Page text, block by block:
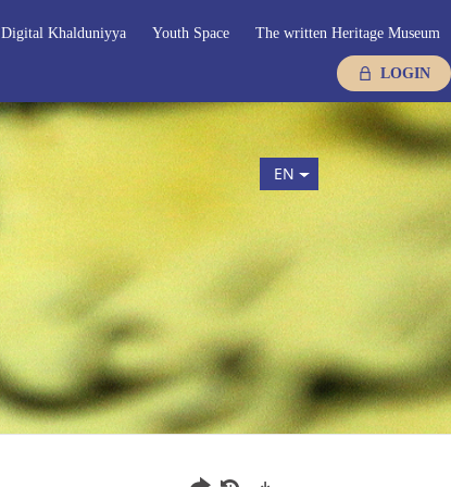
Digital Khalduniyya Youth Space The written Heritage Museum
LOGIN
EN